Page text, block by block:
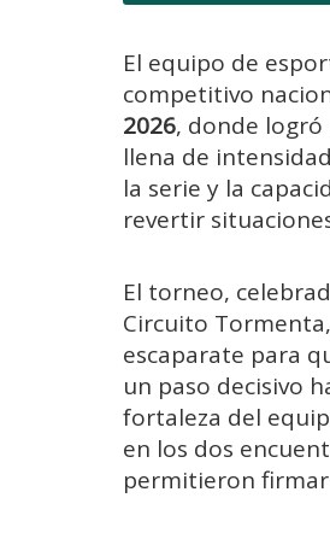
El equipo de
competitivo
2026, donde logró
llena de
la serie y la
revertir
El torneo,
Circuito
escaparate para
un paso decisivo
fortaleza del
en los dos
permitieron